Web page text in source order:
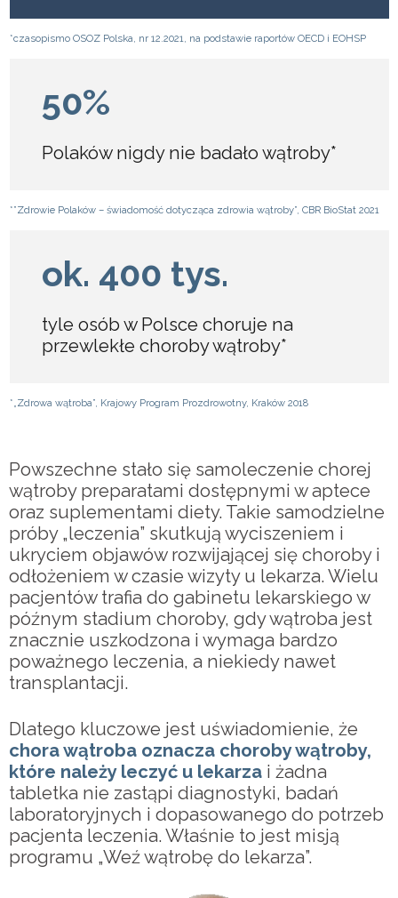
*czasopismo OSOZ Polska, nr 12.2021, na podstawie raportów OECD i EOHSP
50%
Polaków nigdy nie badało wątroby*
*”Zdrowie Polaków – świadomość dotycząca zdrowia wątroby”, CBR BioStat 2021
ok. 400 tys.
tyle osób w Polsce choruje na
przewlekłe choroby wątroby*
*„Zdrowa wątroba”, Krajowy Program Prozdrowotny, Kraków 2018
Powszechne stało się samoleczenie chorej
wątroby preparatami dostępnymi w aptece
oraz suplementami diety. Takie samodzielne
próby „leczenia” skutkują wyciszeniem i
ukryciem objawów rozwijającej się choroby i
odłożeniem w czasie wizyty u lekarza. Wielu
pacjentów trafia do gabinetu lekarskiego w
późnym stadium choroby, gdy wątroba jest
znacznie uszkodzona i wymaga bardzo
poważnego leczenia, a niekiedy nawet
transplantacji.
Dlatego kluczowe jest uświadomienie, że
chora wątroba oznacza choroby wątroby,
które należy leczyć u lekarza i żadna
tabletka nie zastąpi diagnostyki, badań
laboratoryjnych i dopasowanego do potrzeb
pacjenta leczenia. Właśnie to jest misją
programu „Weź wątrobę do lekarza”.